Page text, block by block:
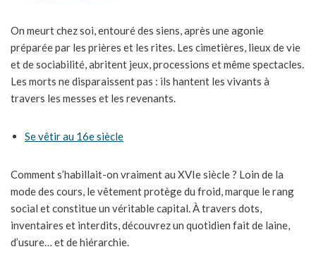
On meurt chez soi, entouré des siens, après une agonie
préparée par les prières et les rites. Les cimetières, lieux de vie
et de sociabilité, abritent jeux, processions et même spectacles.
Les morts ne disparaissent pas : ils hantent les vivants à
travers les messes et les revenants.
Se vêtir au 16e siècle
Comment s’habillait-on vraiment au XVIe siècle ? Loin de la
mode des cours, le vêtement protège du froid, marque le rang
social et constitue un véritable capital. À travers dots,
inventaires et interdits, découvrez un quotidien fait de laine,
d’usure… et de hiérarchie.